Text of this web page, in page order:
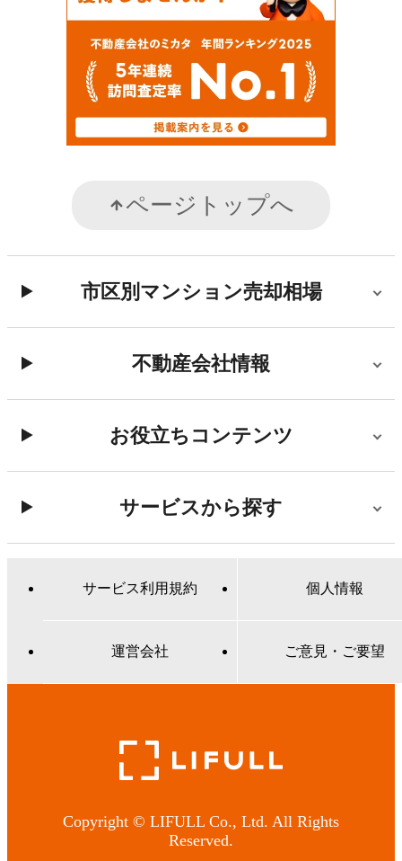
ページトップへ
市区別マンション売却相場
不動産会社情報
お役立ちコンテンツ
サービスから探す
サービス利用規約 個人情報
運営会社 ご意見・ご要望
Copyright © LIFULL Co., Ltd. All Rights
Reserved.